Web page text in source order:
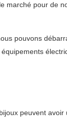
marché pour de
pouvons
peuvent